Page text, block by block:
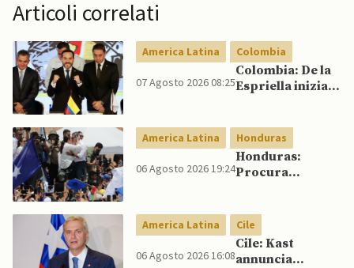
Articoli correlati
America Latina Colombia
07 Agosto 2026 08:25
Colombia: De la
Espriella inizia il
America Latina Honduras
06 Agosto 2026 19:24
Honduras:
Procura
presidente
America Latina Cile
06 Agosto 2026 16:08
Cile: Kast
annuncia